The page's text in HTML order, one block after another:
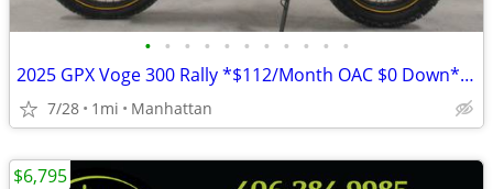
• • • • • • • • • • •
2025 GPX Voge 300 Rally *$112/Month OAC $0 Down* *NEW*
7/28 1mi Manhattan
$6,795